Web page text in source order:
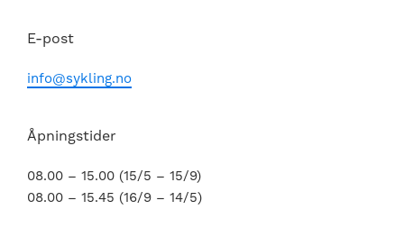
E-post
info@sykling.no
Åpningstider
08.00 – 15.00 (15/5 – 15/9)
08.00 – 15.45 (16/9 – 14/5)